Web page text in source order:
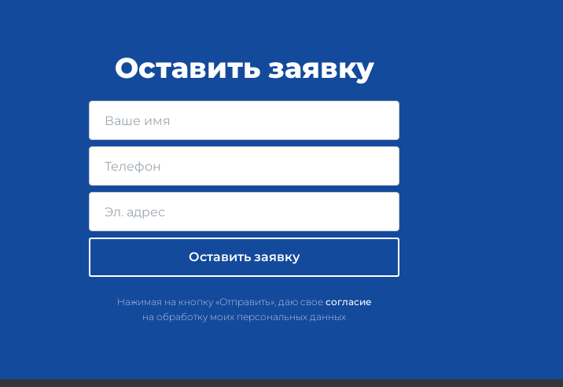
Оставить заявку
Нажимая на кнопку «Отправить», даю свое согласие
на обработку моих персональных данных